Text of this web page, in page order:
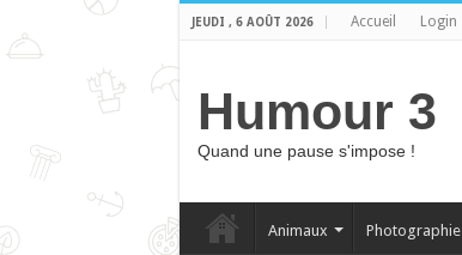
JEUDI , 6 AOÛT 2026 Accueil Login
Humour 3
Quand une pause s'impose !
Animaux Photographie